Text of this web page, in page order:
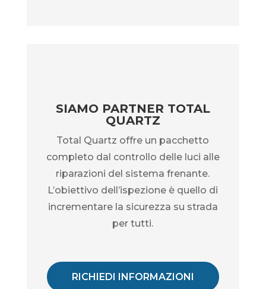
SIAMO PARTNER TOTAL
QUARTZ
Total Quartz offre un pacchetto
completo dal controllo delle luci alle
riparazioni del sistema frenante.
L’obiettivo dell’ispezione è quello di
incrementare la sicurezza su strada
per tutti.
RICHIEDI INFORMAZIONI